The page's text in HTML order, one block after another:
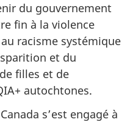
du gouvernement
fin à la violence
racisme systémique
et du
filles et de
autochtones.
s’est engagé à